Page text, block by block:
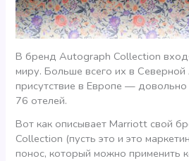
В бренд Autograph Collection
миру. Больше всего их в
присутствие в Европе —
76 отелей.
Вот как описывает Marriott свой
Collection (пусть это и это
понос, который можно применить